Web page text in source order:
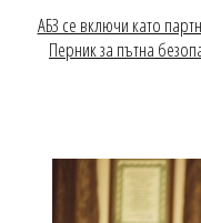
АБЗ се включи като
Перник за пътна